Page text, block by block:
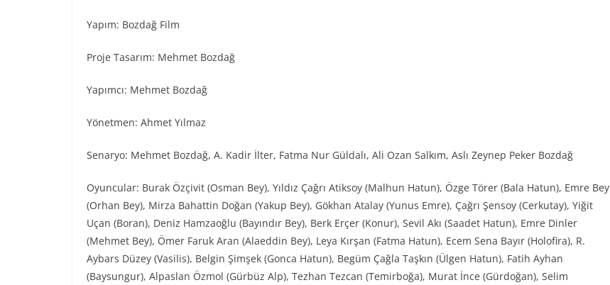
Yapım: Bozdağ Fi̇lm
Proje Tasarım: Mehmet Bozdağ
Yapımcı: Mehmet Bozdağ
Yönetmen: Ahmet Yılmaz
Senaryo: Mehmet Bozdağ, A. Kadir İlter, Fatma Nur Güldalı, Ali Ozan Salkım, Aslı Zeynep Peker Bozdağ
Oyuncular: Burak Özçivit (Osman Bey), Yıldız Çağrı Atiksoy (Malhun Hatun), Özge Törer (Bala Hatun), Emre Bey
(Orhan Bey), Mirza Bahattin Doğan (Yakup Bey), Gökhan Atalay (Yunus Emre), Çağrı Şensoy (Cerkutay), Yiğit
Uçan (Boran), Deniz Hamzaoğlu (Bayındır Bey), Berk Erçer (Konur), Sevil Akı (Saadet Hatun), Emre Dinler
(Mehmet Bey), Ömer Faruk Aran (Alaeddin Bey), Leya Kırşan (Fatma Hatun), Ecem Sena Bayır (Holofira), R.
Aybars Düzey (Vasilis), Belgin Şimşek (Gonca Hatun), Begüm Çağla Taşkın (Ülgen Hatun), Fatih Ayhan
(Baysungur), Alpaslan Özmol (Gürbüz Alp), Tezhan Tezcan (Temirboğa), Murat İnce (Gürdoğan), Selim